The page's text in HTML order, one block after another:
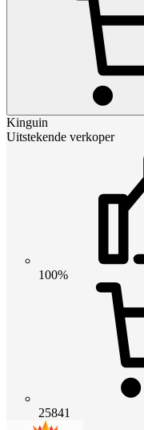
Kinguin
Uitstekende verkoper
100%
25841